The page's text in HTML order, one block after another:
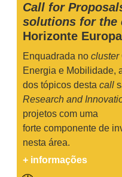
Call for
solutions for the
Horizonte Europa
Enquadrada no cluster
Energia e Mobilidade,
dos tópicos desta call
Research and
projetos com uma
forte componente de
nesta área.
+ informações